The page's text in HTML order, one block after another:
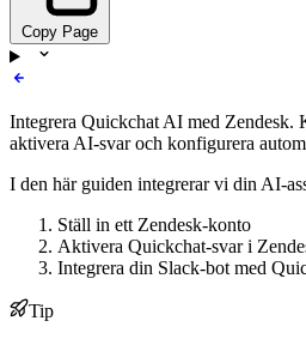
Copy Page
Integrera Quickchat AI med Zendesk.
aktivera AI-svar och konfigurera
I den här guiden integrerar vi din
Ställ in ett Zendesk‑konto
Aktivera Quickchat‑svar i
Integrera din Slack‑bot med
Tip